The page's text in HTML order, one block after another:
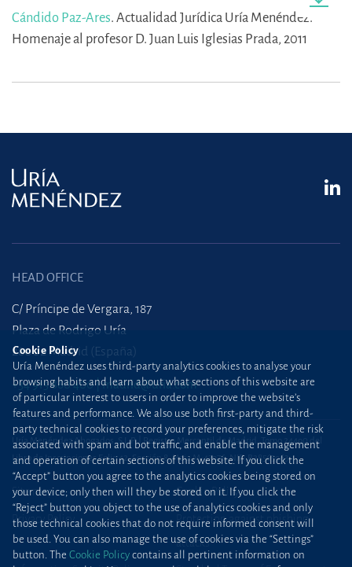
Cándido Paz-Ares. Actualidad Jurídica Uría Menéndez.
Homenaje al profesor D. Juan Luis Iglesias Prada, 2011
HEAD OFFICE
C/ Príncipe de Vergara, 187
Plaza de Rodrigo Uría
28002 Madrid (España)
+34 915 860 400 madrid@uria.com
Uría Menéndez Abogados, S.L.P. | Registro Mercantil de Madrid, Tomo 24490 del
Libro de Inscripciones Folio 42, Sección 8, Hoja M-43976. NIF: B28563963
Site map Cookie Policy
Privacy Policy
Protection against phishing
attacks
Cookie Policy
Uría Menéndez uses third-party analytics cookies to analyse your
browsing habits and learn about what sections of this website are
of particular interest to users in order to improve the website’s
features and performance. We also use both first-party and third-
party technical cookies to record your preferences, mitigate the risk
associated with spam and bot traffic, and enable the management
and operation of certain sections of this website. If you click the
“Accept” button you agree to the analytics cookies being stored on
your device; only then will they be stored on it. If you click the
“Reject” button you object to the use of analytics cookies and only
those technical cookies that do not require informed consent will
be used. You can also manage the use of cookies via the “Settings”
button. The Cookie Policy contains all pertinent information on